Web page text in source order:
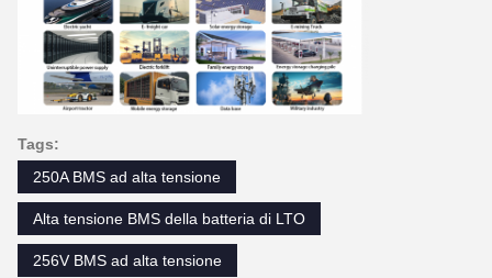
Tags:
250A BMS ad alta tensione
Alta tensione BMS della batteria di LTO
256V BMS ad alta tensione